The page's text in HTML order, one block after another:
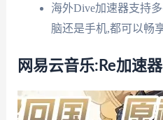
海外Dive加速器支持
脑还是手机,都可以畅
网易云音乐:Re加速